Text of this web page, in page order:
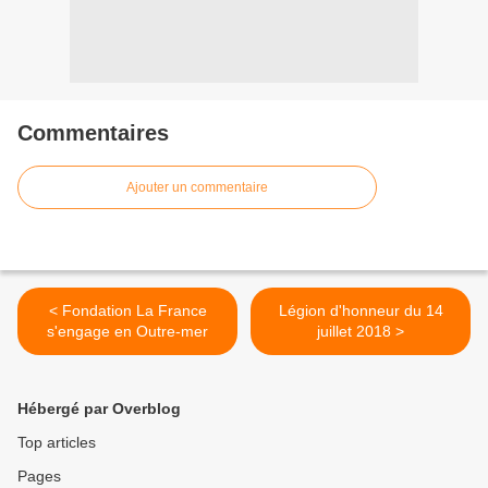
Commentaires
Ajouter un commentaire
< Fondation La France
s'engage en Outre-mer
Légion d'honneur du 14
juillet 2018 >
Hébergé par Overblog
Top articles
Pages